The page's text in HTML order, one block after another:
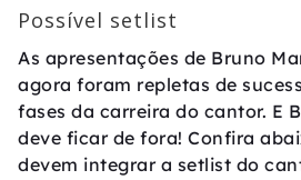
Possível setlist
As apresentações de Bruno
agora foram repletas de
fases da carreira do cantor. E
deve ficar de fora! Confira
devem integrar a setlist do